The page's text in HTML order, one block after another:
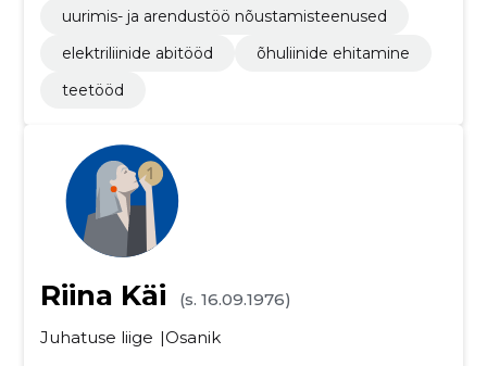
uurimis- ja arendustöö nõustamisteenused
elektriliinide abitööd
õhuliinide ehitamine
teetööd
Riina Käi
(s. 16.09.1976)
Juhatuse liige
Osanik